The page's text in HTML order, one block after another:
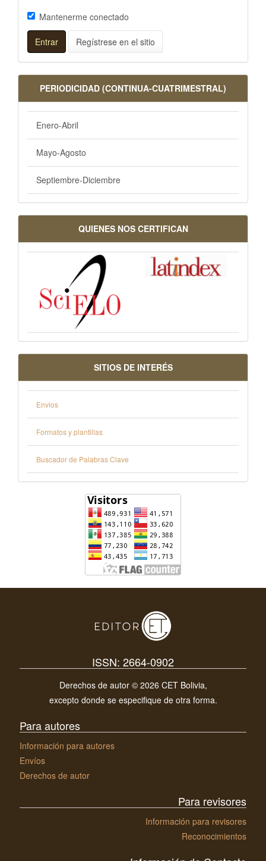
Mantenerme conectado
Entrar Regístrese en el sitio
PERIODICIDAD (CONTINUA-CUATRIMESTRAL)
Enero-Abril
Mayo-Agosto
Septiembre-Diciembre
QUIENES NOS CERTIFICAN
SITIOS DE INTERÉS
Envios
Formatos y plantillas
Buscador de Palabras Clave
ISSN: 2664-0902
Derechos de autor © 2026 CET Bolivia,
excepto donde se especifique de otra forma.
Para autores
Información para autores
Envíos
Derechos de autor
Para revisores
Información para revisores
Reconocimientos